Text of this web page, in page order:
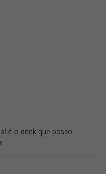
é o drink que posso